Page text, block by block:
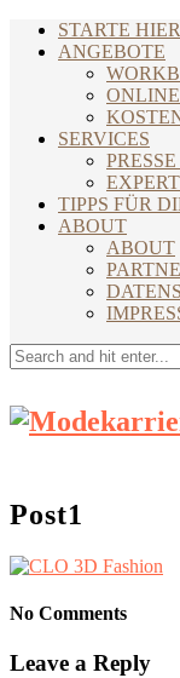
STARTE HIER
ANGEBOTE
SERVICES
TIPPS FÜR
ABOUT
ABOUT
Post1
No Comments
Leave a Reply